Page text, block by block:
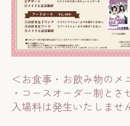
＜お食事・お飲み物のメ
・コースオーダー制とさ
入場料は発生いたしませ